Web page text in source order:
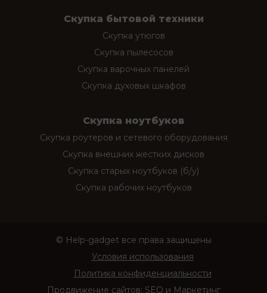
Скупка бытовой техники
Скупка утюгов
Скупка пылесосов
Скупка варочных панелей
Скупка духовых шкафов
Скупка ноутбуков
Скупка роутеров и сетевого оборудования
Скупка внешних жестких дисков
Скупка старых ноутбуков (б/у)
Скупка рабочих ноутбуков
© Help-gadget все права защищены
Условия использования
Политика конфиденциальности
Продвижение сайтов: SEO и Маркетинг